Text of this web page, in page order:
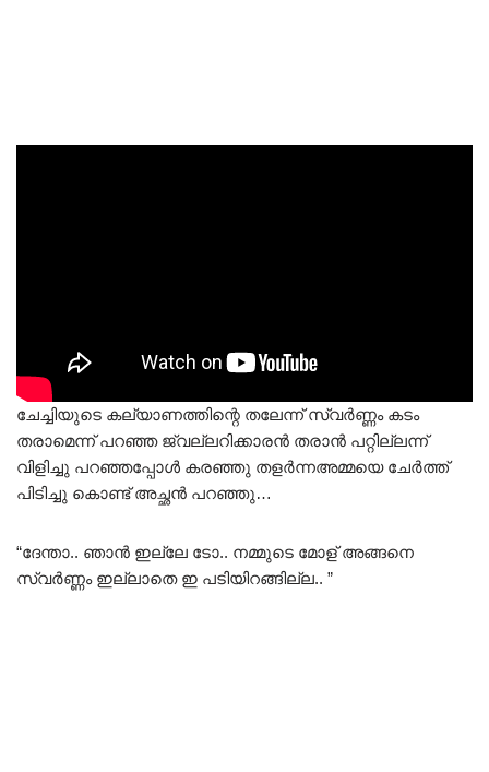
ചേച്ചിയുടെ കല്യാണത്തിന്റെ തലേന്ന് സ്വർണ്ണം കടം
തരാമെന്ന് പറഞ്ഞ ജ്വല്ലറിക്കാരൻ തരാൻ പറ്റില്ലന്ന്
വിളിച്ചു പറഞ്ഞപ്പോൾ കരഞ്ഞു തളർന്നഅമ്മയെ ചേർത്ത്
പിടിച്ചു കൊണ്ട് അച്ഛൻ പറഞ്ഞു…
“ദേന്താ.. ഞാൻ ഇല്ലേ ടോ.. നമ്മുടെ മോള് അങ്ങനെ
സ്വർണ്ണം ഇല്ലാതെ ഇ പടിയിറങ്ങില്ല.. ”